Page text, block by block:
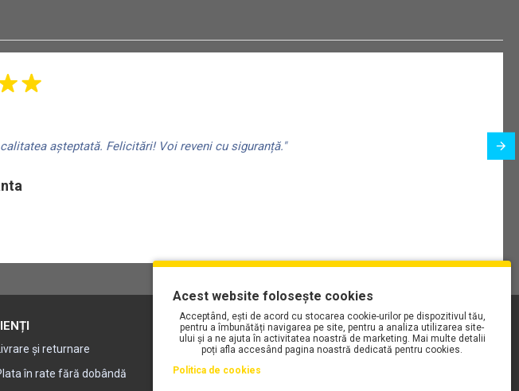
așteptată. Felicitări! Voi reveni cu siguranță."
Livrare și returnare
în rate fără dobândă
PLAYLIST-UL WORK MOTORS PE SPOTIFY
Acest website folosește cookies
Acceptând, ești de acord cu stocarea cookie-urilor pe dispozitivul tău,
pentru a îmbunătăți navigarea pe site, pentru a analiza utilizarea site-
ului și a ne ajuta în activitatea noastră de marketing. Mai multe detalii
poți afla accesând pagina noastră dedicată pentru cookies.
Politica de cookies